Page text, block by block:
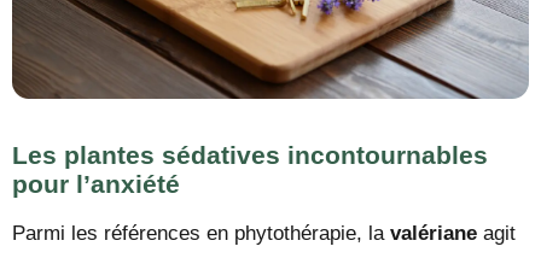
Les plantes sédatives incontournables
pour l’anxiété
Parmi les références en phytothérapie, la valériane agit